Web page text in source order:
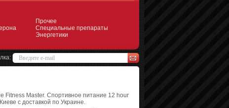
Прочее
Специальные препараты
Энергетики
Fitness Master. Спортивное питание 12 hour
с доставкой по Украине.